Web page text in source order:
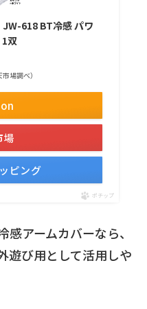
JW-618 BT冷感 パワ
1双
場調べ）
場
ピング
ポチップ
アームカバーなら、
遊び用として活用しや